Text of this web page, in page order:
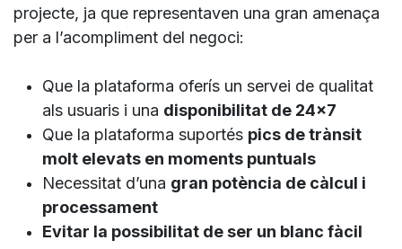
projecte, ja que representaven una gran amenaça
per a l’acompliment del negoci:
Que la plataforma oferís un servei de qualitat
als usuaris i una disponibilitat de 24×7
Que la plataforma suportés pics de trànsit
molt elevats en moments puntuals
Necessitat d’una gran potència de càlcul i
processament
Evitar la possibilitat de ser un blanc fàcil